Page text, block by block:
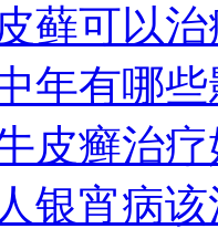
藓可以
年有哪
皮癣治疗
银宵病